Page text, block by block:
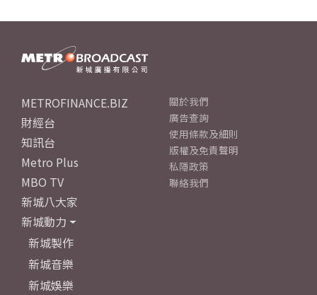
METROFINANCE.BIZ
財經台
知訊台
Metro Plus
MBO TV
新城八大家
新城動力
新城製作
新城音樂
新城娛樂
關於我們
廣告查詢
使用條款及細則
版權及免責聲明
私隱政策
聯絡我們